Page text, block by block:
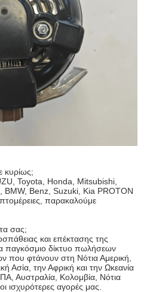
κυρίως;
Toyota, Honda, Mitsubishi,
Benz, Suzuki, Kia PROTON
παρακαλούμε
σας;
και επέκτασης της
παγκόσμιο δίκτυο πωλήσεων
φτάνουν στη Νότια Αμερική,
Ασία, την Αφρική και την Ωκεανία
Αυστραλία, Κολομβία, Νότια
ισχυρότερες αγορές μας.